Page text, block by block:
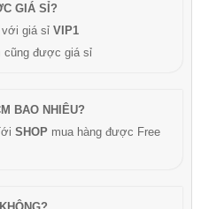
GIÁ SỈ?
giá sỉ VIP1
cũng được giá sỉ
BAO NHIÊU?
SHOP mua hàng được Free